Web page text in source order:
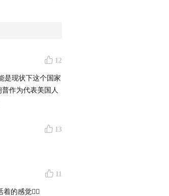
保持日常的英
播客”，或在豆
12
是现状下这个国家
作为代表美国人
13
11
的感觉👍🏻